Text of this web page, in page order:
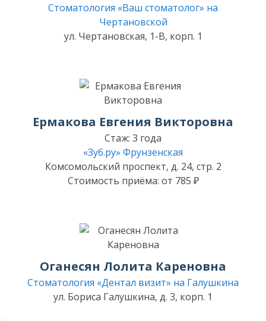
Стоматология «Ваш стоматолог» на
Чертановской
ул. Чертановская, 1-В, корп. 1
Ермакова Евгения Викторовна
Стаж: 3 года
«Зуб.ру» Фрунзенская
Комсомольский проспект, д. 24, стр. 2
Стоимость приёма: от 785 ₽
Оганесян Лолита Кареновна
Стоматология «Дентал визит» на Галушкина
ул. Бориса Галушкина, д. 3, корп. 1